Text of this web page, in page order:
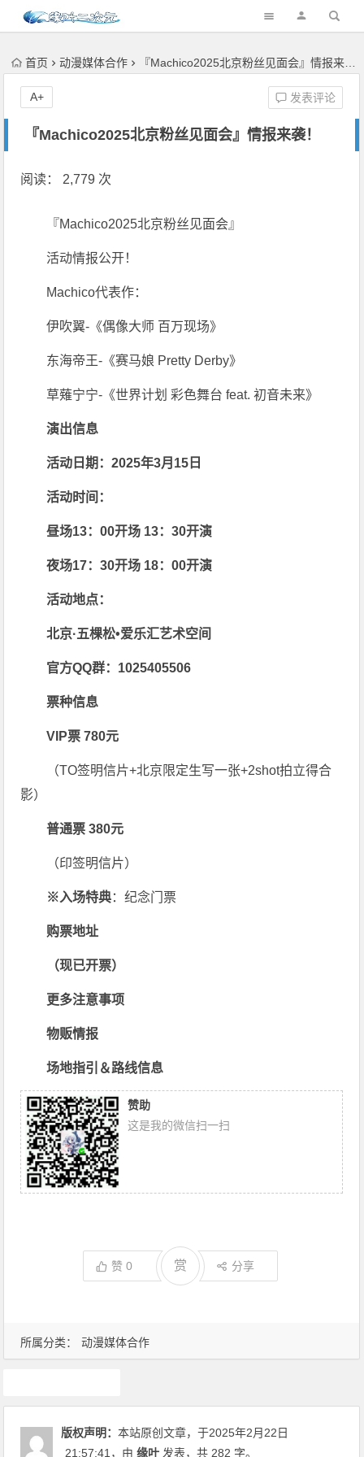
首页 动漫媒体合作 『Machico2025北京粉丝见面会』情报来袭！
『Machico2025北京粉丝见面会』情报来袭！
发表评论
A+
所属分类： 动漫媒体合作
阅读： 2,779 次
『Machico2025北京粉丝见面会』
活动情报公开！
Machico代表作：
伊吹翼-《偶像大师 百万现场》
东海帝王-《赛马娘 Pretty Derby》
草薙宁宁-《世界计划 彩色舞台 feat. 初音未来》
演出信息
活动日期：2025年3月15日
活动时间：
昼场13：00开场 13：30开演
夜场17：30开场 18：00开演
活动地点：
北京·五棵松•爱乐汇艺术空间
官方QQ群：1025405506
票种信息
VIP票 780元
（TO签明信片+北京限定生写一张+2shot拍立得合
影）
普通票 380元
（印签明信片）
※入场特典：纪念门票
购票地址
（现已开票）
更多注意事项
物贩情报
场地指引＆路线信息
赞助
这是我的微信扫一扫
赞0 赏 分享
版权声明：本站原创文章，于2025年2月22日
21:57:41，由缘叶 发表，共 282 字。